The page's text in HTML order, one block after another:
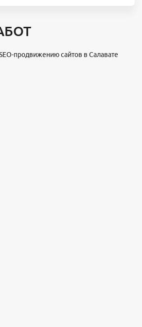
продвижению сайтов в Салавате